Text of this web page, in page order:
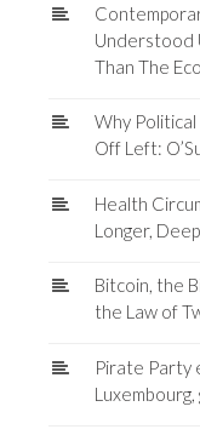
Understood
Than The
Why
Off Left:
Health
Longer,
Bitcoin, the
the Law of
Pirate Party